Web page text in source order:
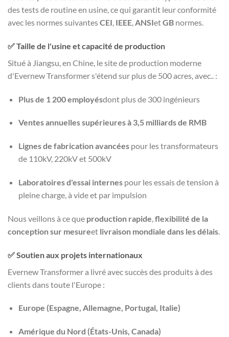
des tests de routine en usine, ce qui garantit leur conformité
avec les normes suivantesCEI, IEEE,ANSIetGB normes.
✅ Taille de l'usine et capacité de production
Situé à Jiangsu, en Chine, le site de production moderne
d'Evernew Transformer s'étend sur plus de 500 acres, avec.. :
Plus de 1 200 employésdont plus de 300 ingénieurs
Ventes annuelles supérieures à 3,5 milliards de RMB
Lignes de fabrication avancéespour les transformateurs
de 110kV, 220kV et 500kV
Laboratoires d'essai internespour les essais de tension à
pleine charge, à vide et par impulsion
Nous veillons à ce que production rapide flexibilité de la
conception sur mesureet livraison mondiale dans les délais
✅ Soutien aux projets internationaux
Evernew Transformer a livré avec succès des produits à des
clients dans toute l'Europe :
Europe (Espagne, Allemagne, Portugal, Italie)
Amérique du Nord (États-Unis, Canada)